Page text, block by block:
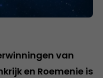
van
en Roemenie is